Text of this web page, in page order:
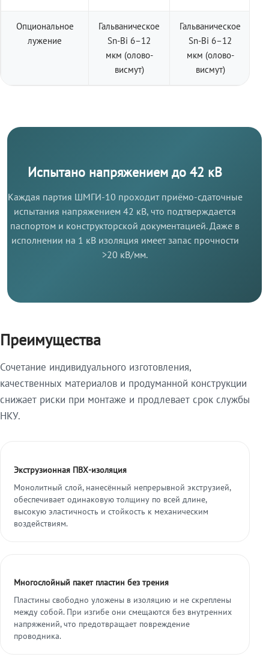
Опциональное
лужение
Гальваническое
Sn-Bi 6–12
мкм (олово-
висмут)
Гальваническое
Sn-Bi 6–12
мкм (олово-
висмут)
Испытано напряжением до 42 кВ
Каждая партия ШМГИ-10 проходит приёмо-сдаточные
испытания напряжением 42 кВ, что подтверждается
паспортом и конструкторской документацией. Даже в
исполнении на 1 кВ изоляция имеет запас прочности
>20 кВ/мм.
Преимущества
Сочетание индивидуального изготовления,
качественных материалов и продуманной конструкции
снижает риски при монтаже и продлевает срок службы
НКУ.
Экструзионная ПВХ-изоляция
Монолитный слой, нанесённый непрерывной экструзией,
обеспечивает одинаковую толщину по всей длине,
высокую эластичность и стойкость к механическим
воздействиям.
Многослойный пакет пластин без трения
Пластины свободно уложены в изоляцию и не скреплены
между собой. При изгибе они смещаются без внутренних
напряжений, что предотвращает повреждение
проводника.